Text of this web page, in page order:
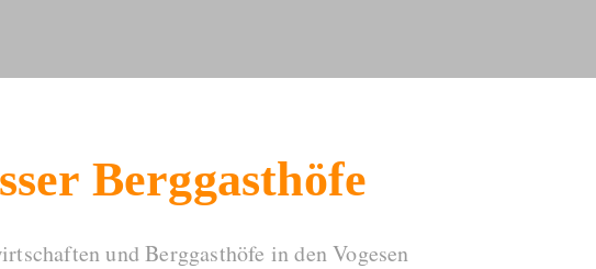
Berggasthöfe
und Berggasthöfe in den Vogesen